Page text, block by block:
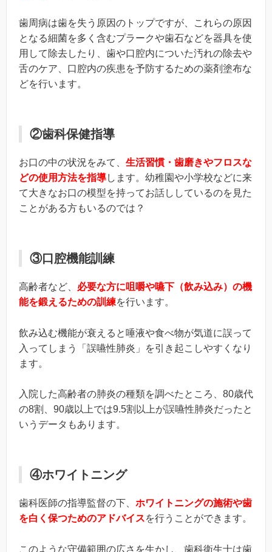
歯周病は歯を失う原因のトップですが、これらの原因
となる細菌を多く含むプラークや歯石などを器具を使
用して除去したり、歯や口腔内についた汚れの除去や
舌のケア、口腔内の疾患を予防するための薬剤塗布な
どを行います。
②歯科保健指導
お口の中の状況をみて、 生活習慣・歯磨きやフロスな
どの使用方法を指導します。幼稚園や小学校などに来
て大きなお口の模型を持ってお話ししているのを見た
ことがある方もいるのでは？
③口腔機能訓練
高齢者など、 必要な方に咀嚼や嚥下（飲み込み）の機
能を鍛えるための訓練を行います。
飲み込む機能が衰えると唾液や食べ物が気道に誤って
入ってしまう「誤嚥性肺炎」を引き起こしやすくなり
ます。
入院した高齢者の肺炎の種類を調べたところ、 80歳代
の8割、 90歳以上では9.5割以上が誤嚥性肺炎だったと
いうデータもあります。
④ホワイトニング
歯科医師の指導監督の下、 ホワイトニングの施術や歯
を白く保つためのアドバイスを行うことができます。
このような守備範囲の広さを生かし、歯科衛生士は歯